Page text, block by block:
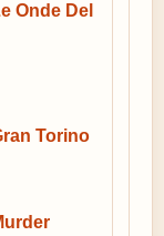
Onde Del
Torino